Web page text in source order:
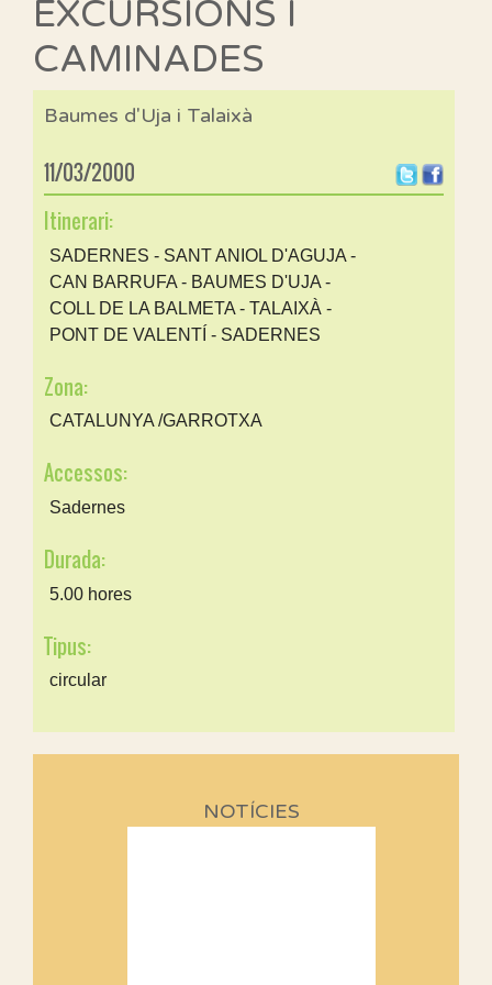
EXCURSIONS I
CAMINADES
Baumes d'Uja i Talaixà
11/03/2000
Itinerari:
SADERNES - SANT ANIOL D'AGUJA -
CAN BARRUFA - BAUMES D'UJA -
COLL DE LA BALMETA - TALAIXÀ -
PONT DE VALENTÍ - SADERNES
Zona:
CATALUNYA /GARROTXA
Accessos:
Sadernes
Durada:
5.00 hores
Tipus:
circular
NOTÍCIES